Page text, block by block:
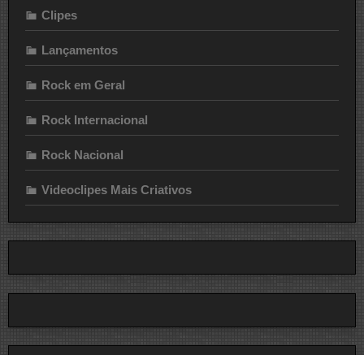
Clipes
Lançamentos
Rock em Geral
Rock Internacional
Rock Nacional
Videoclipes Mais Criativos